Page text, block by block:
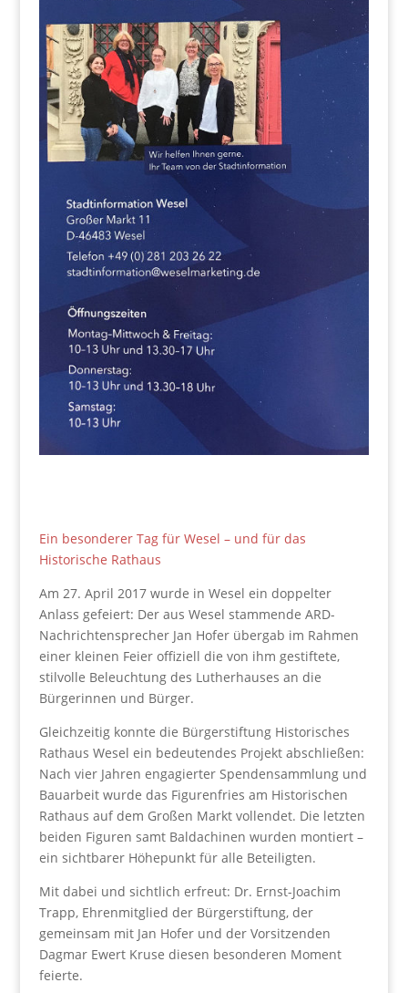
Ein besonderer Tag für Wesel – und für das
Historische Rathaus
Am 27. April 2017 wurde in Wesel ein doppelter
Anlass gefeiert: Der aus Wesel stammende ARD-
Nachrichtensprecher Jan Hofer übergab im Rahmen
einer kleinen Feier offiziell die von ihm gestiftete,
stilvolle Beleuchtung des Lutherhauses an die
Bürgerinnen und Bürger.
Gleichzeitig konnte die Bürgerstiftung Historisches
Rathaus Wesel ein bedeutendes Projekt abschließen:
Nach vier Jahren engagierter Spendensammlung und
Bauarbeit wurde das Figurenfries am Historischen
Rathaus auf dem Großen Markt vollendet. Die letzten
beiden Figuren samt Baldachinen wurden montiert –
ein sichtbarer Höhepunkt für alle Beteiligten.
Mit dabei und sichtlich erfreut: Dr. Ernst-Joachim
Trapp, Ehrenmitglied der Bürgerstiftung, der
gemeinsam mit Jan Hofer und der Vorsitzenden
Dagmar Ewert Kruse diesen besonderen Moment
feierte.